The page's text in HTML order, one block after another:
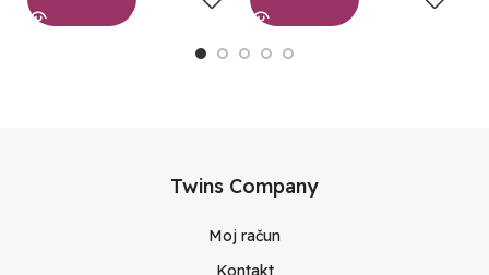
Twins Company
Moj račun
Kontakt